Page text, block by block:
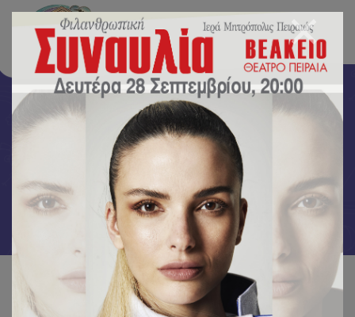
Δραστηριότητες
Αρχική Δραστηριότητες /
Οι μικροί μας μαθητές γνωρίζουν τις έννοιες της Δημοκρατίας και
της Δικτατορίας